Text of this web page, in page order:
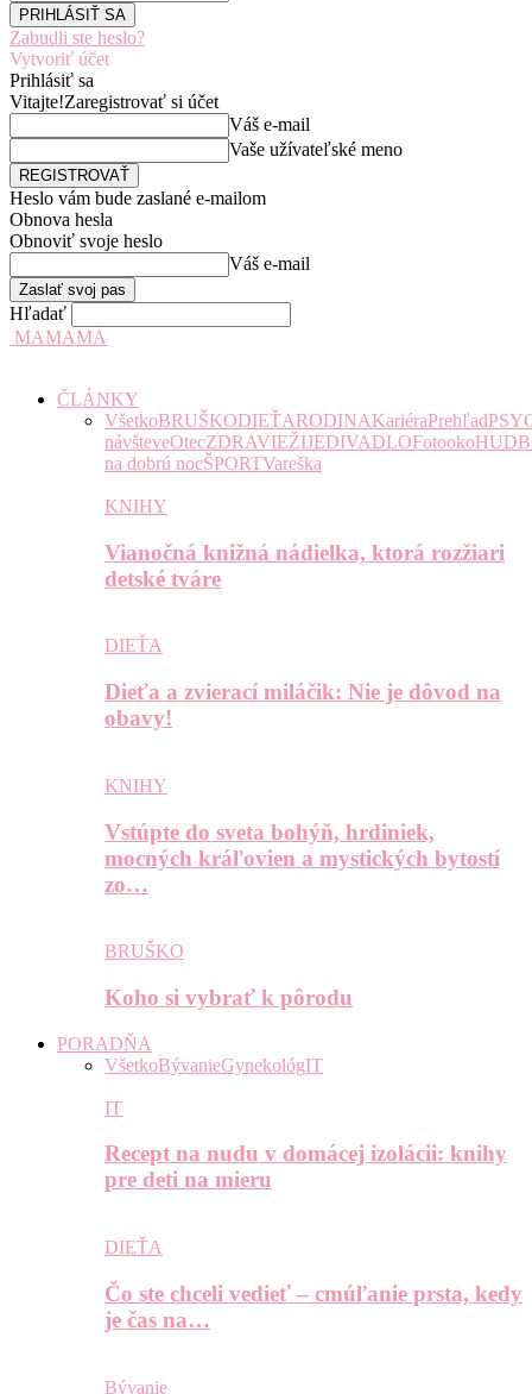
Zabudli ste heslo?
Vytvoriť účet
Prihlásiť sa
Vitajte!Zaregistrovať si účet
Váš e-mail
Vaše užívateľské meno
Heslo vám bude zaslané e-mailom
Obnova hesla
Obnoviť svoje heslo
Váš e-mail
Hľadať
MAMAMA
ČLÁNKY
VšetkoBRUŠKODIEŤARODINAKariéraPrehľad
návšteveOtecZDRAVIEŽIJEDIVADLOFotooko
na dobrú nocŠPORTVareška
KNIHY
Vianočná knižná nádielka, ktorá rozžiari
detské tváre
DIEŤA
Dieťa a zvierací miláčik: Nie je dôvod na
obavy!
KNIHY
Vstúpte do sveta bohýň, hrdiniek,
mocných kráľovien a mystických bytostí
zo…
BRUŠKO
Koho si vybrať k pôrodu
PORADŇA
VšetkoBývanieGynekológIT
IT
Recept na nudu v domácej izolácii: knihy
pre deti na mieru
DIEŤA
Čo ste chceli vedieť – cmúľanie prsta, kedy
je čas na…
Bývanie